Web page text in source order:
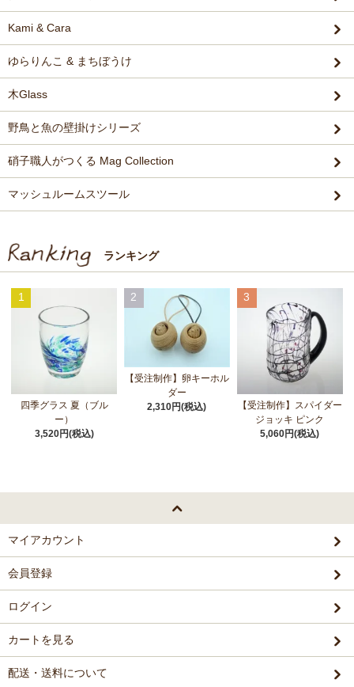
Kami & Cara
ゆらりんこ & まちぼうけ
木Glass
野鳥と魚の壁掛けシリーズ
硝子職人がつくる Mag Collection
マッシュルームスツール
ランキング
1
四季グラス 夏（ブル
ー）
3,520円(税込)
2
【受注制作】卵キーホル
ダー
2,310円(税込)
3
【受注制作】スパイダー
ジョッキ ピンク
5,060円(税込)
マイアカウント
会員登録
ログイン
カートを見る
配送・送料について